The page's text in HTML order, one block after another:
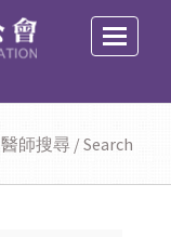
選
醫師搜尋 / Search